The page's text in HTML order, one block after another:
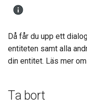
Då får du upp ett
entiteten samt alla
din entitet. Läs mer
Ta bort